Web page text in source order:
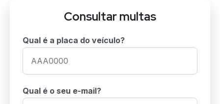
Consultar multas
Qual é a placa do veículo?
Qual é o seu e-mail?